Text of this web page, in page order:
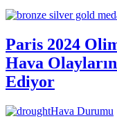
Paris 2024
Hava
Ediyor
Hava Durumu